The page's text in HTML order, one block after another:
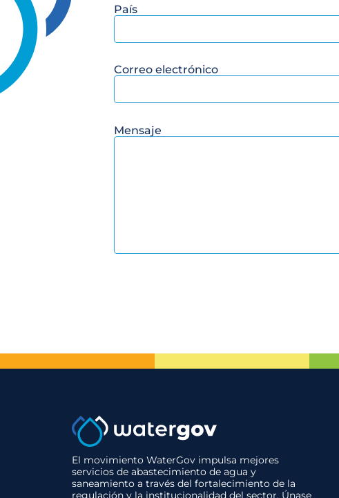
País
Correo electrónico
Mensaje
El movimiento WaterGov impulsa mejores
servicios de abastecimiento de agua y
saneamiento a través del fortalecimiento de la
regulación y la institucionalidad del sector. Únase